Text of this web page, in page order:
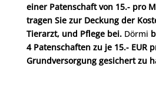
einer Patenschaft von 15.- pro
tragen Sie zur Deckung der
Tierarzt, und Pflege bei.Dörmi
4 Patenschaften zu je 15.- EUR
Grundversorgung gesichert zu